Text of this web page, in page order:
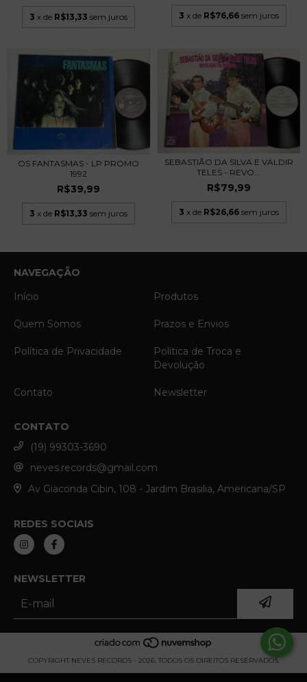
3 x de R$13,33 sem juros 3 x de R$76,66 sem juros
OS FANTASMAS - LP PROMO
1992
R$39,99
3 x de R$13,33 sem juros
SEBASTIÃO DA SILVA E VALDIR
TELES - REVO...
R$79,99
3 x de R$26,66 sem juros
NAVEGAÇÃO
Início
Produtos
Quem Somos Prazos e Envios
Política de Privacidade
Política de Troca e
Devolução
Contato Newsletter
CONTATO
(19) 99303-3690
neves.records@gmail.com
Av Giaconda Cibin, 108 - Jardim Brasilia, Americana/SP
REDES SOCIAIS
NEWSLETTER
COPYRIGHT NEVES RECORDS - 2026. TODOS OS DIREITOS RESERVADOS.